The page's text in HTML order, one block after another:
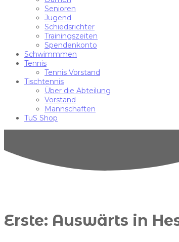
Senioren
Jugend
Schiedsrichter
Trainingszeiten
Spendenkonto
Schwimmmen
Tennis
Tennis Vorstand
Tischtennis
Über die Abteilung
Vorstand
Mannschaften
TuS Shop
Erste: Auswärts in